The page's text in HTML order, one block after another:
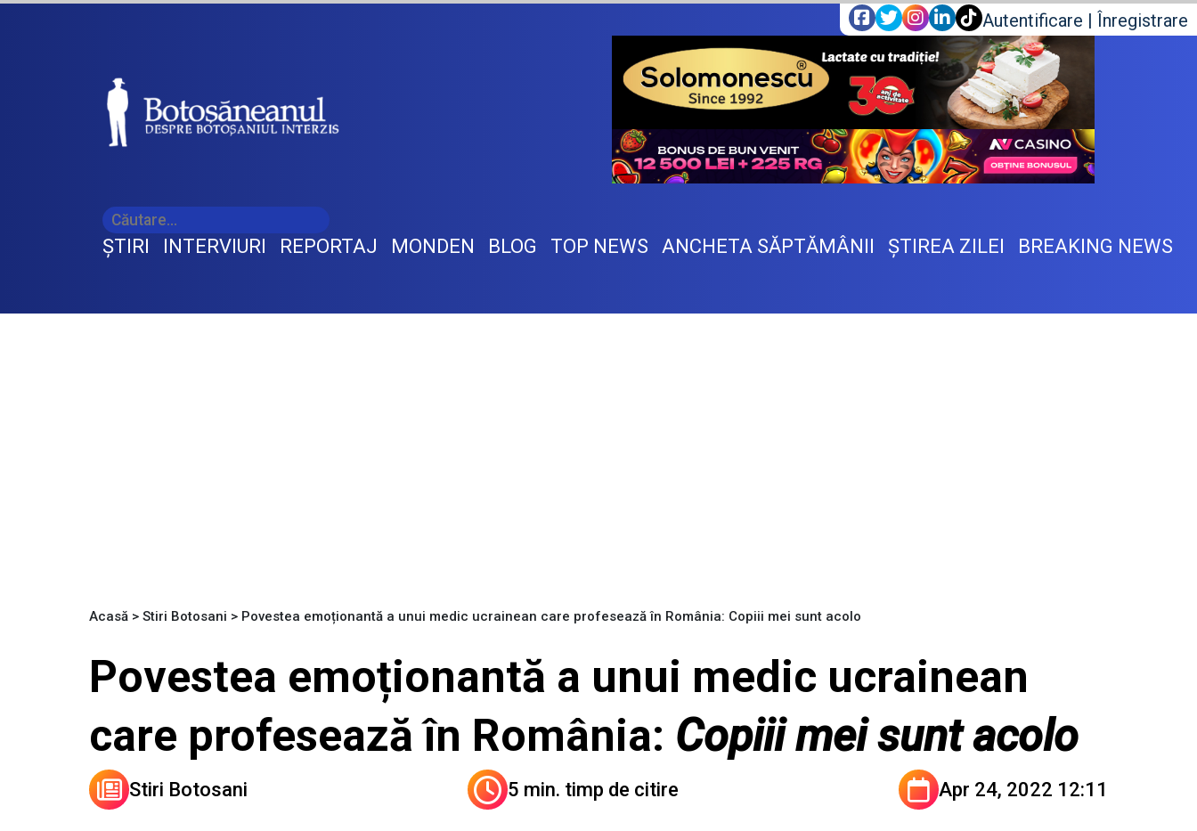
Autentificare | Înregistrare
ŞTIRI INTERVIURI REPORTAJ MONDEN BLOG TOP NEWS ANCHETA SĂPTĂMÂNII ŞTIREA ZILEI BREAKING NEWS
Acasă > Stiri Botosani > Povestea emoționantă a unui medic ucrainean care profesează în România: Copiii mei sunt acolo
Povestea emoționantă a unui medic ucrainean
care profesează în România: Copiii mei sunt acolo
Stiri Botosani 5 min. timp de citire Apr 24, 2022 12:11